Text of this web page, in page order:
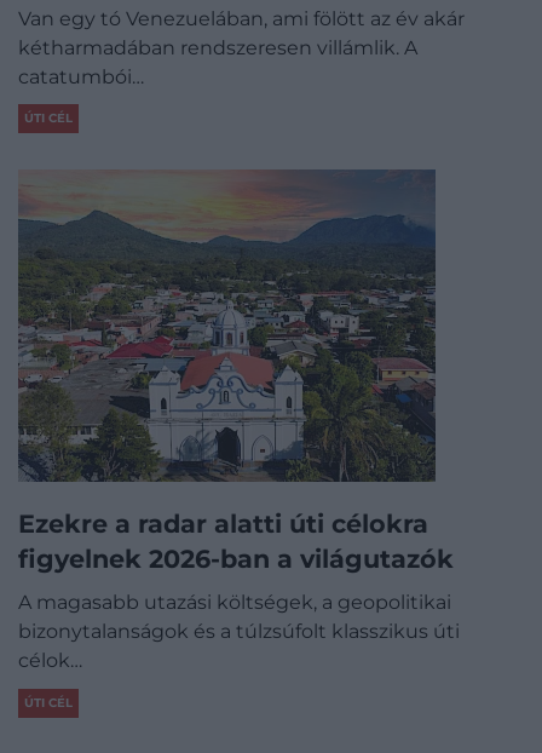
Van egy tó Venezuelában, ami fölött az év akár
kétharmadában rendszeresen villámlik. A
catatumbói…
ÚTI CÉL
Ezekre a radar alatti úti célokra
figyelnek 2026-ban a világutazók
A magasabb utazási költségek, a geopolitikai
bizonytalanságok és a túlzsúfolt klasszikus úti
célok…
ÚTI CÉL